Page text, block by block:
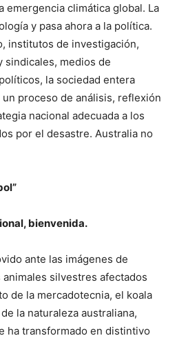
emergencia climática global. La
y pasa ahora a la política.
institutos de investigación,
sindicales, medios de
la sociedad entera
proceso de análisis, reflexión
nacional adecuada a los
por el desastre. Australia no
bienvenida.
ante las imágenes de
silvestres afectados
de la mercadotecnia, el koala
la naturaleza australiana,
ha transformado en distintivo